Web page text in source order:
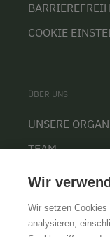
COOKIE
ÜBER UNS
UNSERE
TEAM
KARRIERE
Wir
Wir setzen
analysieren,